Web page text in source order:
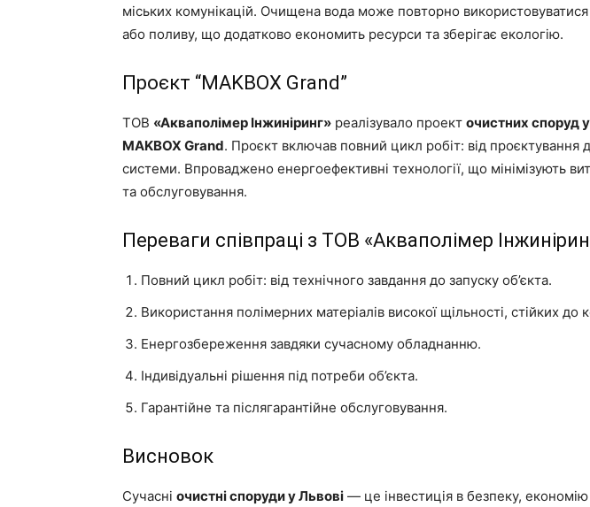
міських комунікацій. Очищена вода може повторно
або поливу, що додатково економить ресурси та зберігає екологію.
Проєкт “MAKBOX Grand”
ТОВ «Акваполімер Інжиніринг» реалізувало проект очистних споруд
MAKBOX Grand. Проєкт включав повний цикл робіт: від проєктування
системи. Впроваджено енергоефективні технології, що мінімізують
та обслуговування.
Переваги співпраці з ТОВ «Акваполімер
Повний цикл робіт: від технічного завдання до запуску об’єкта.
Використання полімерних матеріалів високої щільності, стійких до
Енергозбереження завдяки сучасному обладнанню.
Індивідуальні рішення під потреби об’єкта.
Гарантійне та післягарантійне обслуговування.
Висновок
Сучасні очистні споруди у Львові — це інвестиція в безпеку, економію